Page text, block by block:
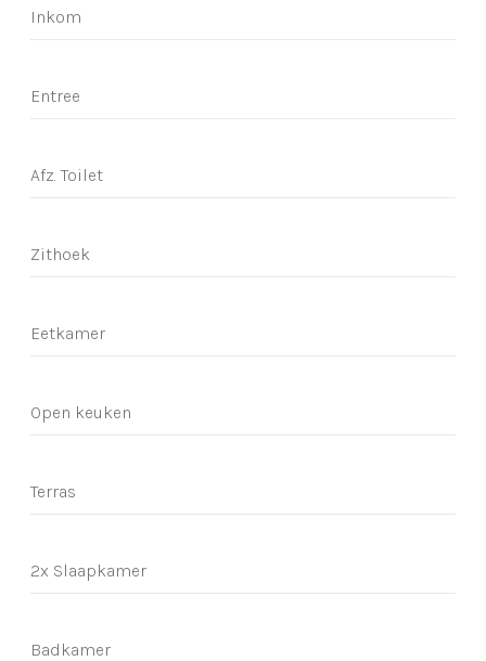
Inkom
Entree
Afz. Toilet
Zithoek
Eetkamer
Open keuken
Terras
2x Slaapkamer
Badkamer